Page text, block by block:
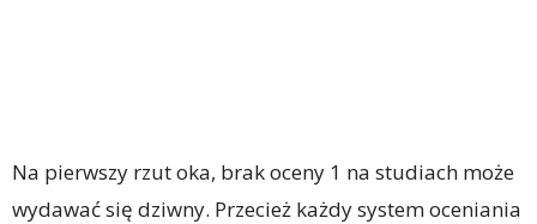
Na pierwszy rzut oka, brak oceny 1 na studiach może
wydawać się dziwny. Przecież każdy system oceniania